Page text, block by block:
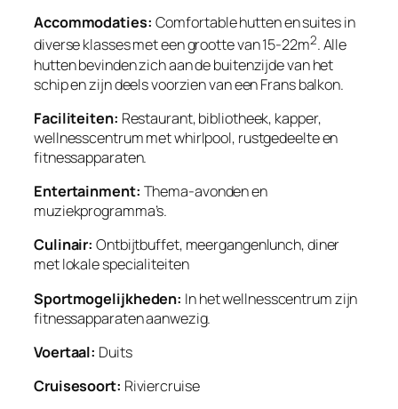
Accommodaties: Comfortable hutten en suites in
diverse klasses met een grootte van 15-22m2. Alle
hutten bevinden zich aan de buitenzijde van het
schip en zijn deels voorzien van een Frans balkon.
Faciliteiten: Restaurant, bibliotheek, kapper,
wellnesscentrum met whirlpool, rustgedeelte en
fitnessapparaten.
Entertainment: Thema-avonden en
muziekprogramma’s.
Culinair: Ontbijtbuffet, meergangenlunch, diner
met lokale specialiteiten
Sportmogelijkheden: In het wellnesscentrum zijn
fitnessapparaten aanwezig.
Voertaal: Duits
Cruisesoort: Riviercruise